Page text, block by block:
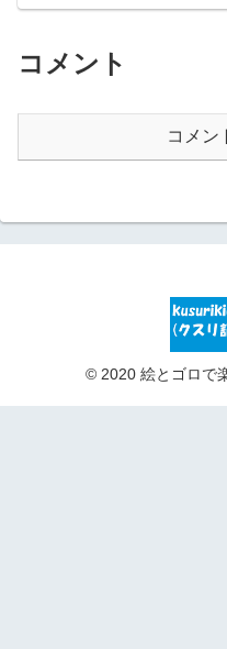
コメント
コメン
© 2020 絵とゴロで